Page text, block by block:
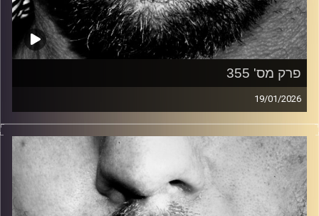
פרק מס' 355
19/01/2026
זיפים, מוזיקה מחוספסת של הופעות חיות. הרבה ג'אם, רוק,
בלוז, bluegrass, ג'אז, Fאנק, פרוגרסיב ואפילו אלקטרוניקה.
כל מה שחי, אמיתי ונושם.
עם שמוליק רגב.
קרדיט תמונות: David Goehring